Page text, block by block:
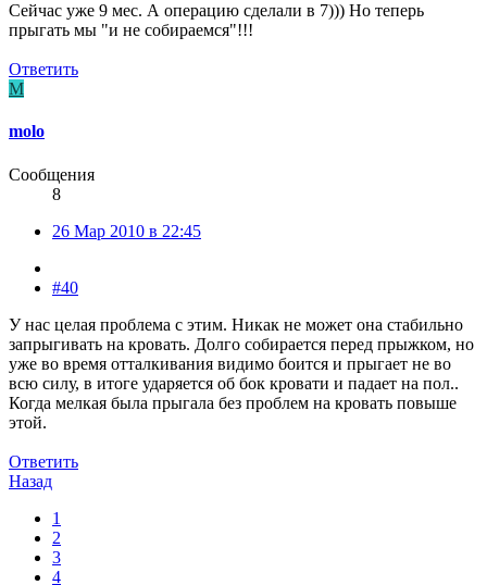
Сейчас уже 9 мес. А операцию сделали в 7))) Но теперь
прыгать мы "и не собираемся"!!!
Ответить
M
molo
Сообщения
8
26 Мар 2010 в 22:45
#40
У нас целая проблема с этим. Никак не может она стабильно
запрыгивать на кровать. Долго собирается перед прыжком, но
уже во время отталкивания видимо боится и прыгает не во
всю силу, в итоге ударяется об бок кровати и падает на пол..
Когда мелкая была прыгала без проблем на кровать повыше
этой.
Ответить
Назад
1
2
3
4